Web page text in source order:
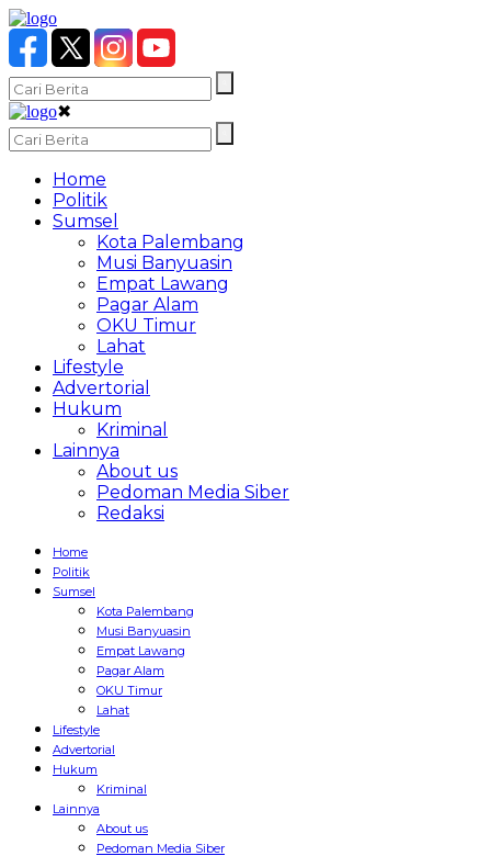
✖
Home
Politik
Sumsel
Kota Palembang
Musi Banyuasin
Empat Lawang
Pagar Alam
OKU Timur
Lahat
Lifestyle
Advertorial
Hukum
Kriminal
Lainnya
About us
Pedoman Media Siber
Redaksi
Home
Politik
Sumsel
Kota Palembang
Musi Banyuasin
Empat Lawang
Pagar Alam
OKU Timur
Lahat
Lifestyle
Advertorial
Hukum
Kriminal
Lainnya
About us
Pedoman Media Siber